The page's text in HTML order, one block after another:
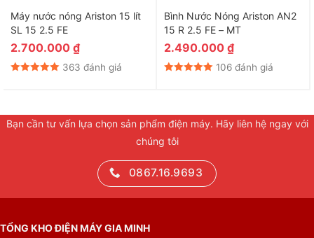
Máy nước nóng Ariston 15 lít
SL 15 2.5 FE
2.700.000 ₫
363 đánh giá
Bình Nước Nóng Ariston AN2
15 R 2.5 FE – MT
2.490.000 ₫
106 đánh giá
Bạn cần tư vấn lựa chọn sản phẩm điện máy. Hãy liên hệ ngay với
chúng tôi
0867.16.9693
TỔNG KHO ĐIỆN MÁY GIA MINH